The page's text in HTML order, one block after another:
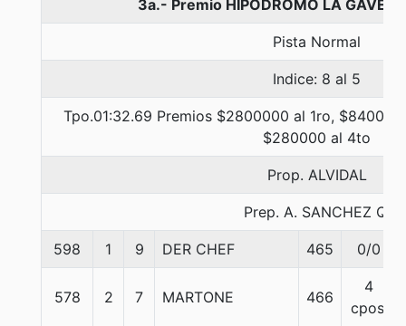
3a.- Premio HIPODROMO LA
Pista Normal
Indice: 8 al 5
Tpo.01:32.69 Premios $2800000 al 1ro,
$280000 al 4to
Prop. ALVIDAL
Prep. A. SANCHEZ Q.
598 1 9 DER CHEF 465 0/0
578 2 7 MARTONE 466
4
cpos.